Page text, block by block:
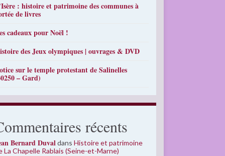
: histoire et patrimoine des communes à
de livres
cadeaux pour Noël !
des Jeux olympiques | ouvrages & DVD
sur le temple protestant de Salinelles
– Gard)
récents
Bernard DuvaldansHistoire et patrimoine
La Chapelle Rablais (Seine-et-Marne)